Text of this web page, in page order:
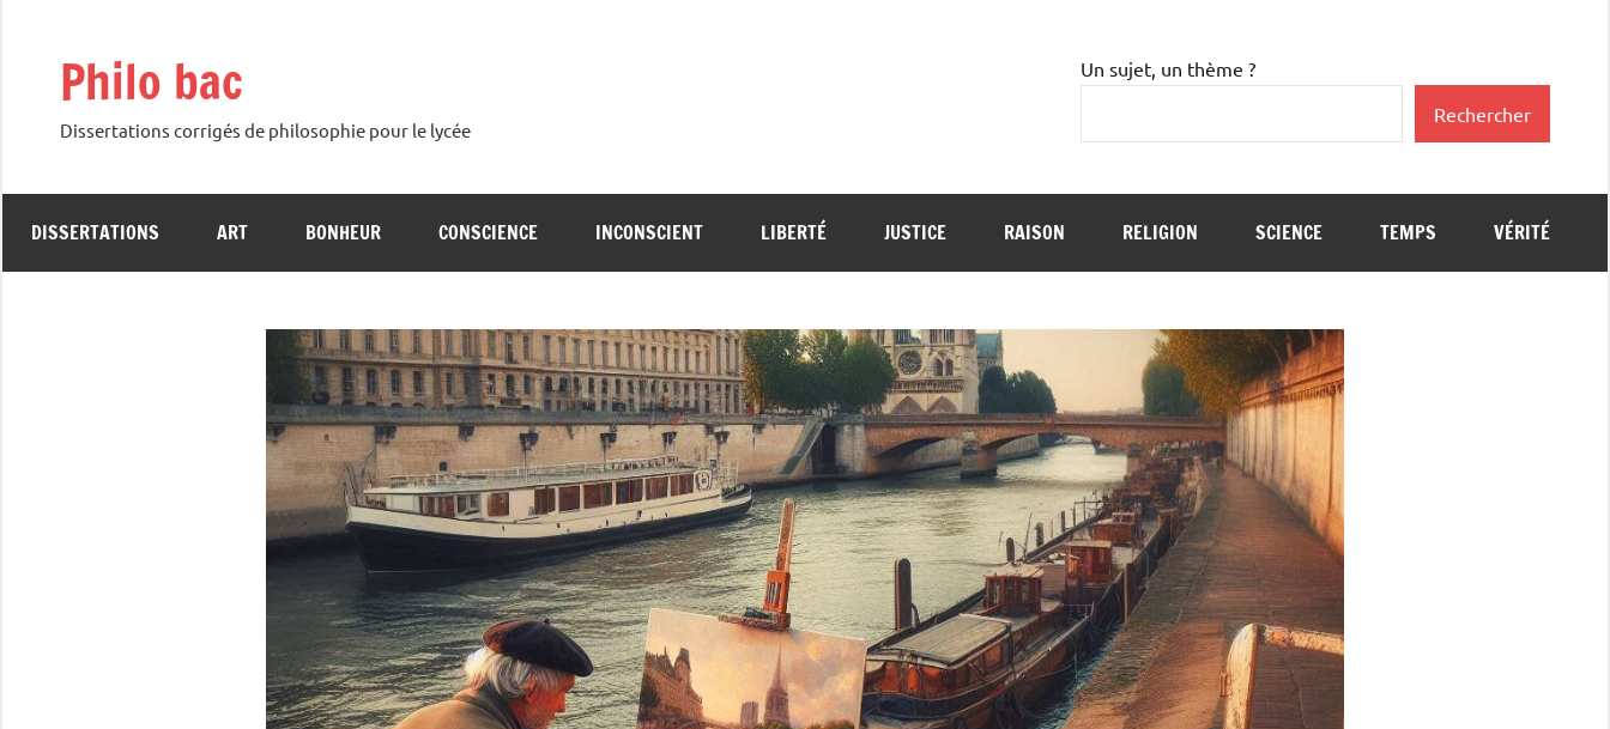
contenuPhilo bac
Dissertations corrigés de philosophie pour le lycée
Un sujet, un thème ?
Rechercher
DISSERTATIONS ART BONHEUR CONSCIENCE INCONSCIENT LIBERTÉ JUSTICE RAISON RELIGION SCIENCE TEMPS VÉRITÉ